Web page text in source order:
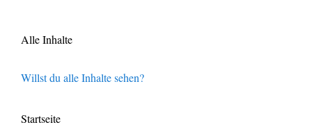
Alle Inhalte
Willst du alle Inhalte sehen?
Startseite